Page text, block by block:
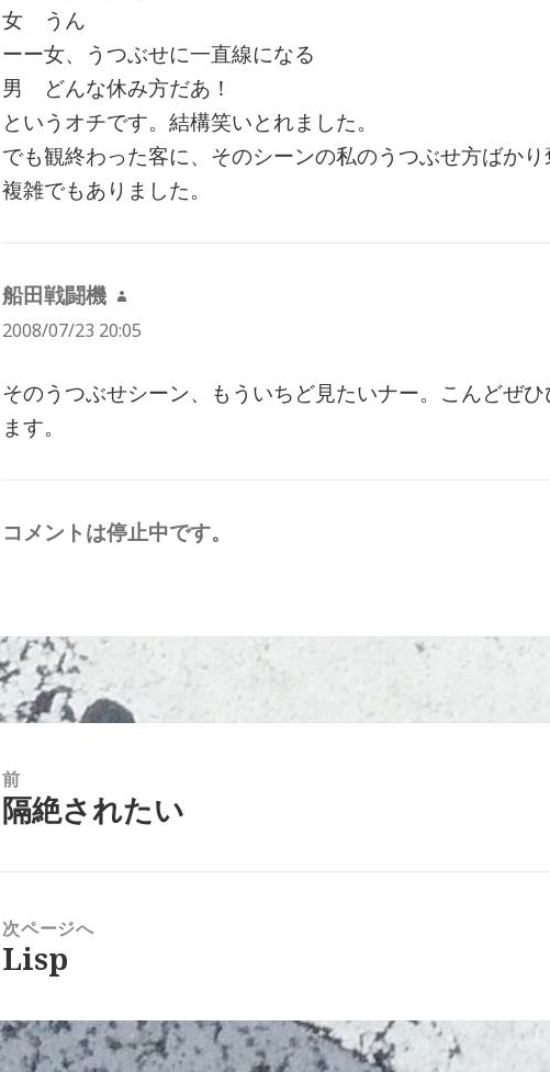
女 うん
ーー女、うつぶせに一直線になる
男 どんな休み方だあ！
というオチです。結構笑いとれました。
でも観終わった客に、そのシーンの私のうつぶせ方ばかり
複雑でもありました。
船田戦闘機
よ
り:
2008/07/23 20:05
そのうつぶせシーン、もういちど見たいナー。こんどぜひ
ます。
コメントは停止中です。
前
前
隔絶されたい
次ページへ
次
投
稿:
Lisp